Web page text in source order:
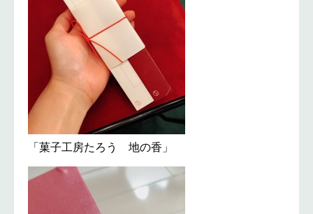
「菓子工房たろう 地の香」